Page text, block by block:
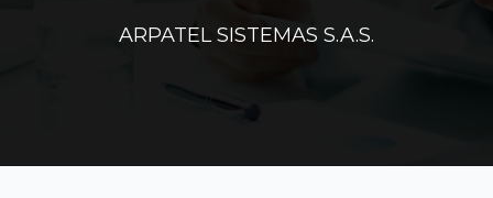
ARPATEL SISTEMAS S.A.S.